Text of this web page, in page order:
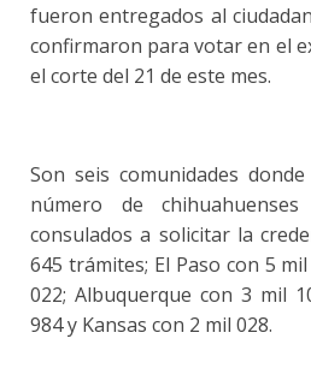
fueron entregados al
confirmaron para votar en el
el corte del 21 de este mes.
Son seis comunidades
número de
consulados a solicitar la
645 trámites; El Paso con 5
022; Albuquerque con 3 mil
984 y Kansas con 2 mil 028.